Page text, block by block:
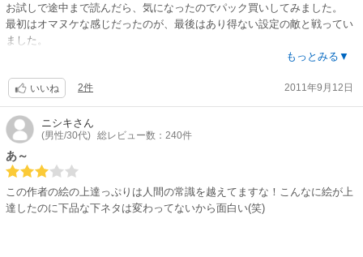
お試しで途中まで読んだら、気になったのでパック買いしてみました。
最初はオマヌケな感じだったのが、最後はあり得ない設定の敵と戦ってい
ました。
もっとみる▼
いいね 2件 2011年9月12日
ニシキさん
(男性/30代) 総レビュー数：240件
あ～
この作者の絵の上達っぷりは人間の常識を越えてますな！こんなに絵が上
達したのに下品な下ネタは変わってないから面白い(笑)